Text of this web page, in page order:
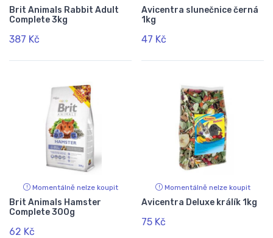
Brit Animals Rabbit Adult
Complete 3kg
387 Kč
Avicentra slunečnice černá
1kg
47 Kč
Momentálně nelze koupit
Brit Animals Hamster
Complete 300g
62 Kč
Momentálně nelze koupit
Avicentra Deluxe králík 1kg
75 Kč